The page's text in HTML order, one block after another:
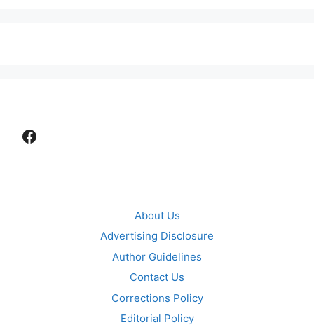
Facebook
About Us
Advertising Disclosure
Author Guidelines
Contact Us
Corrections Policy
Editorial Policy